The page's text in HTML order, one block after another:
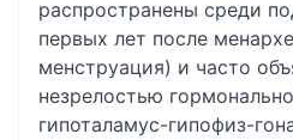
распространены среди
первых лет после
менструация) и часто
незрелостью
гипоталамус-гипофиз-